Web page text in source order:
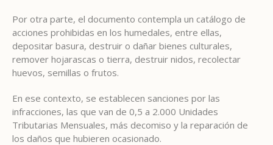
Por otra parte, el documento contempla un catálogo de
acciones prohibidas en los humedales, entre ellas,
depositar basura, destruir o dañar bienes culturales,
remover hojarascas o tierra, destruir nidos, recolectar
huevos, semillas o frutos.
En ese contexto, se establecen sanciones por las
infracciones, las que van de 0,5 a 2.000 Unidades
Tributarias Mensuales, más decomiso y la reparación de
los daños que hubieren ocasionado.